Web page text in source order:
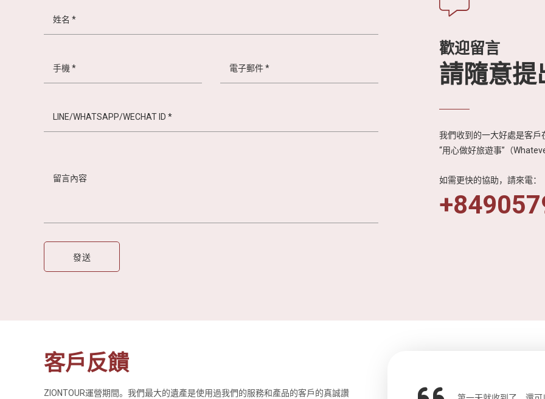
歡迎留言
請隨意提
我們收到的一大好處是客戶
“用心做好旅遊事”（
如需更快的協助，請來電：
客戶反饋
ZIONTOUR運營期間。我們最大的遺產是使用過我們的服務和產品的客戶的真誠讚